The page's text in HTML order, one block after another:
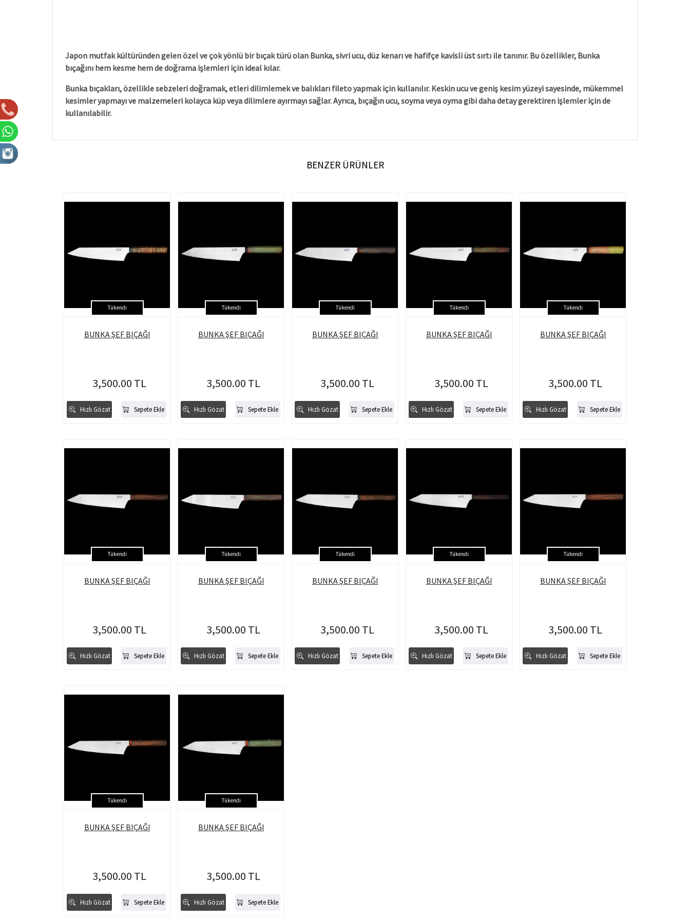
Japon mutfak kültüründen gelen özel ve çok yönlü bir bıçak türü olan Bunka, sivri ucu, düz kenarı ve hafifçe kavisli üst sırtı ile tanınır. Bu özellikler, Bunka
bıçağını hem kesme hem de doğrama işlemleri için ideal kılar.
Bunka bıçakları, özellikle sebzeleri doğramak, etleri dilimlemek ve balıkları fileto yapmak için kullanılır. Keskin ucu ve geniş kesim yüzeyi sayesinde, mükemmel
kesimler yapmayı ve malzemeleri kolayca küp veya dilimlere ayırmayı sağlar. Ayrıca, bıçağın ucu, soyma veya oyma gibi daha detay gerektiren işlemler için de
kullanılabilir.
BENZER ÜRÜNLER
Tükendi
Hızlı Gözat Sepete Ekle
BUNKA ŞEF BIÇAĞI
3,500.00 TL
Tükendi
Hızlı Gözat Sepete Ekle
BUNKA ŞEF BIÇAĞI
3,500.00 TL
Tükendi
Hızlı Gözat Sepete Ekle
BUNKA ŞEF BIÇAĞI
3,500.00 TL
Tükendi
Hızlı Gözat Sepete Ekle
BUNKA ŞEF BIÇAĞI
3,500.00 TL
Tükendi
Hızlı Gözat Sepete Ekle
BUNKA ŞEF BIÇAĞI
3,500.00 TL
Tükendi
Hızlı Gözat Sepete Ekle
BUNKA ŞEF BIÇAĞI
3,500.00 TL
Tükendi
Hızlı Gözat Sepete Ekle
BUNKA ŞEF BIÇAĞI
3,500.00 TL
Tükendi
Hızlı Gözat Sepete Ekle
BUNKA ŞEF BIÇAĞI
3,500.00 TL
Tükendi
Hızlı Gözat Sepete Ekle
BUNKA ŞEF BIÇAĞI
3,500.00 TL
Tükendi
Hızlı Gözat Sepete Ekle
BUNKA ŞEF BIÇAĞI
3,500.00 TL
Tükendi
Hızlı Gözat Sepete Ekle
BUNKA ŞEF BIÇAĞI
3,500.00 TL
Tükendi
Hızlı Gözat Sepete Ekle
BUNKA ŞEF BIÇAĞI
3,500.00 TL